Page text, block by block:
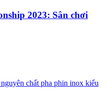
2023: Sân chơi
chất pha phin inox kiểu